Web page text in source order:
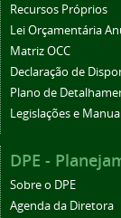
Recursos Próprios
Lei Orçamentária
Matriz OCC
Declaração de
Plano de
Legislações e
DPE -
Sobre o DPE
Agenda da Diretora